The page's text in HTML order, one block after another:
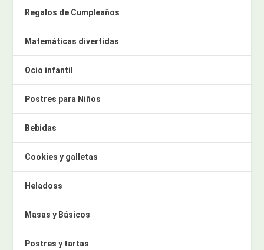
Regalos de Cumpleaños
Matemáticas divertidas
Ocio infantil
Postres para Niños
Bebidas
Cookies y galletas
Heladoss
Masas y Básicos
Postres y tartas